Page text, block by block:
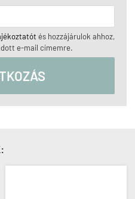
és hozzájárulok ahhoz,
e-mail címemre.